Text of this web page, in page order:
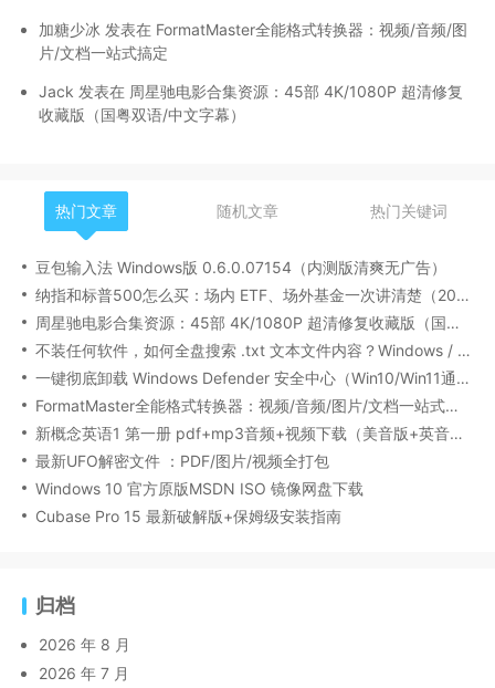
加糖少冰 发表在 FormatMaster全能格式转换器：视频/音频/图
片/文档一站式搞定
Jack 发表在 周星驰电影合集资源：45部 4K/1080P 超清修复
收藏版（国粤双语/中文字幕）
热门文章 随机文章 热门关键词
豆包输入法 Windows版 0.6.0.07154（内测版清爽无广告）
纳指和标普500怎么买：场内 ETF、场外基金一次讲清楚（2026 最新版）
周星驰电影合集资源：45部 4K/1080P 超清修复收藏版（国粤双语/中文字幕）
不装任何软件，如何全盘搜索 .txt 文本文件内容？Windows / Linux / macOS 的命令行指南
一键彻底卸载 Windows Defender 安全中心（Win10/Win11通用）
FormatMaster全能格式转换器：视频/音频/图片/文档一站式搞定
新概念英语1 第一册 pdf+mp3音频+视频下载（美音版+英音版）
最新UFO解密文件 ：PDF/图片/视频全打包
Windows 10 官方原版MSDN ISO 镜像网盘下载
Cubase Pro 15 最新破解版+保姆级安装指南
归档
2026 年 8 月
2026 年 7 月